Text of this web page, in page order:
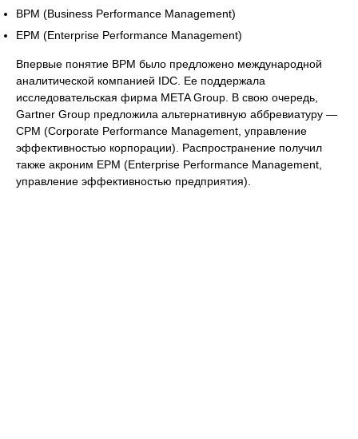
BPM (Business Performance Management)
EPM (Enterprise Performance Management)
Впервые понятие BPM было предложено международной
аналитической компанией IDC. Ее поддержала
исследовательская фирма META Group. В свою очередь,
Gartner Group предложила альтернативную аббревиатуру —
СРМ (Corporate Performance Management, управление
эффективностью корпорации). Распространение получил
также акроним EРМ (Enterprise Performance Management,
управление эффективностью предприятия).